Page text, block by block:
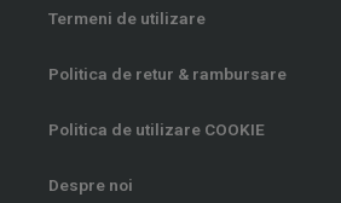
Termeni de utilizare
Politica de retur & rambursare
Politica de utilizare COOKIE
Despre noi